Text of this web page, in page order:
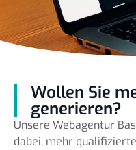
Wollen Sie
generieren?
Unsere Webagentur
dabei, mehr